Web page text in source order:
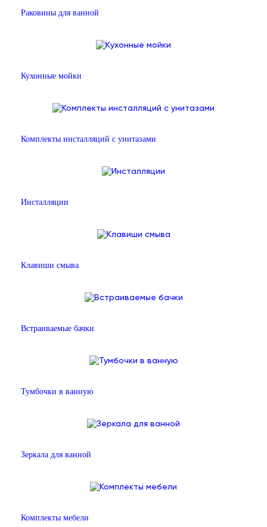
Раковины для ванной
Кухонные мойки
Комплекты инсталляций с унитазами
Инсталляции
Клавиши смыва
Встраиваемые бачки
Тумбочки в ванную
Зеркала для ванной
Комплекты мебели